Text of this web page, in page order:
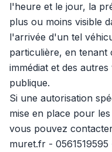
l'heure et le jour, la
plus ou moins visible
l'arrivée d'un tel
particulière, en
immédiat et des
publique.
Si une autorisation
mise en place pour
vous pouvez
muret.fr -